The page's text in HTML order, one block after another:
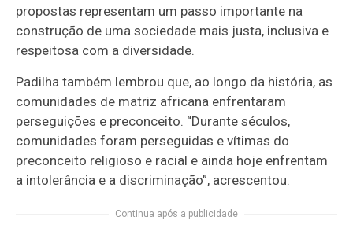
propostas representam um passo importante na
construção de uma sociedade mais justa, inclusiva e
respeitosa com a diversidade.
Padilha também lembrou que, ao longo da história, as
comunidades de matriz africana enfrentaram
perseguições e preconceito. “Durante séculos,
comunidades foram perseguidas e vítimas do
preconceito religioso e racial e ainda hoje enfrentam
a intolerância e a discriminação”, acrescentou.
Continua após a publicidade